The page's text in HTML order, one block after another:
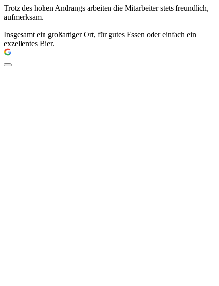
Trotz des hohen Andrangs arbeiten die Mitarbeiter stets freundlich,
aufmerksam.
Insgesamt ein großartiger Ort, für gutes Essen oder einfach ein
exzellentes Bier.